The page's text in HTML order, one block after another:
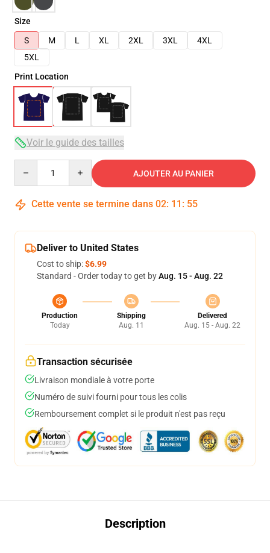
Size
S
M L XL 2XL 3XL
4XL
5XL
Print Location
Voir le guide des tailles
AJOUTER AU PANIER
Cette vente se termine dans 02: 11 : 54
Deliver to United States
Cost to ship:$6.99
Standard - Order today to get byAug. 15 - Aug. 22
Production
Today
Shipping
Aug. 11
Delivered
Aug. 15 - Aug. 22
Transaction sécurisée
Livraison mondiale à votre porte
Numéro de suivi fourni pour tous les colis
Remboursement complet si le produit n'est pas reçu
Description